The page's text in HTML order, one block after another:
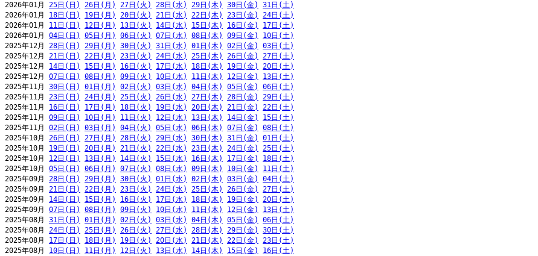
2026年01月 25日(日) 26日(月) 27日(火) 28日(水) 29日(木) 30日(金)
31日(土)
2026年01月 18日(日) 19日(月) 20日(火) 21日(水) 22日(木) 23日(金)
24日(土)
2026年01月 11日(日) 12日(月) 13日(火) 14日(水) 15日(木) 16日(金)
17日(土)
2026年01月 04日(日) 05日(月) 06日(火) 07日(水) 08日(木) 09日(金)
10日(土)
2025年12月 28日(日) 29日(月) 30日(火) 31日(水) 01日(木) 02日(金)
03日(土)
2025年12月 21日(日) 22日(月) 23日(火) 24日(水) 25日(木) 26日(金)
27日(土)
2025年12月 14日(日) 15日(月) 16日(火) 17日(水) 18日(木) 19日(金)
20日(土)
2025年12月 07日(日) 08日(月) 09日(火) 10日(水) 11日(木) 12日(金)
13日(土)
2025年11月 30日(日) 01日(月) 02日(火) 03日(水) 04日(木) 05日(金)
06日(土)
2025年11月 23日(日) 24日(月) 25日(火) 26日(水) 27日(木) 28日(金)
29日(土)
2025年11月 16日(日) 17日(月) 18日(火) 19日(水) 20日(木) 21日(金)
22日(土)
2025年11月 09日(日) 10日(月) 11日(火) 12日(水) 13日(木) 14日(金)
15日(土)
2025年11月 02日(日) 03日(月) 04日(火) 05日(水) 06日(木) 07日(金)
08日(土)
2025年10月 26日(日) 27日(月) 28日(火) 29日(水) 30日(木) 31日(金)
01日(土)
2025年10月 19日(日) 20日(月) 21日(火) 22日(水) 23日(木) 24日(金)
25日(土)
2025年10月 12日(日) 13日(月) 14日(火) 15日(水) 16日(木) 17日(金)
18日(土)
2025年10月 05日(日) 06日(月) 07日(火) 08日(水) 09日(木) 10日(金)
11日(土)
2025年09月 28日(日) 29日(月) 30日(火) 01日(水) 02日(木) 03日(金)
04日(土)
2025年09月 21日(日) 22日(月) 23日(火) 24日(水) 25日(木) 26日(金)
27日(土)
2025年09月 14日(日) 15日(月) 16日(火) 17日(水) 18日(木) 19日(金)
20日(土)
2025年09月 07日(日) 08日(月) 09日(火) 10日(水) 11日(木) 12日(金)
13日(土)
2025年08月 31日(日) 01日(月) 02日(火) 03日(水) 04日(木) 05日(金)
06日(土)
2025年08月 24日(日) 25日(月) 26日(火) 27日(水) 28日(木) 29日(金)
30日(土)
2025年08月 17日(日) 18日(月) 19日(火) 20日(水) 21日(木) 22日(金)
23日(土)
2025年08月 10日(日) 11日(月) 12日(火) 13日(水) 14日(木) 15日(金)
16日(土)